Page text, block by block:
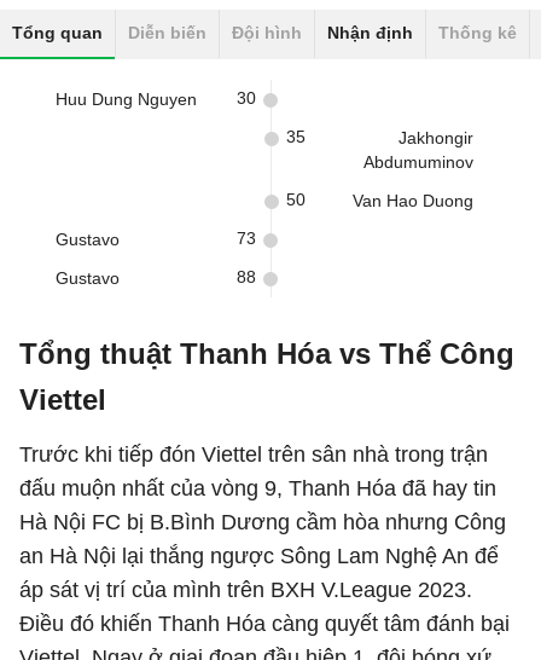
Tổng quan Diễn biến Đội hình Nhận định Thống kê
Huu Dung Nguyen 30
Jakhongir
Abdumuminov
35
Van Hao Duong
50
Gustavo 73
Gustavo 88
Tổng thuật Thanh Hóa vs Thể Công
Viettel
Trước khi tiếp đón Viettel trên sân nhà trong trận
đấu muộn nhất của vòng 9, Thanh Hóa đã hay tin
Hà Nội FC bị B.Bình Dương cầm hòa nhưng Công
an Hà Nội lại thắng ngược Sông Lam Nghệ An để
áp sát vị trí của mình trên BXH V.League 2023.
Điều đó khiến Thanh Hóa càng quyết tâm đánh bại